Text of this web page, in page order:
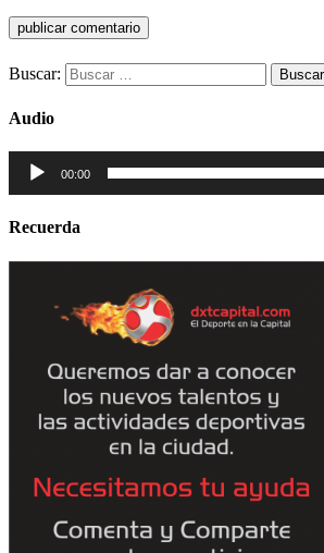
Buscar:
Audio
Reproductor
audio
00:00
Recuerda